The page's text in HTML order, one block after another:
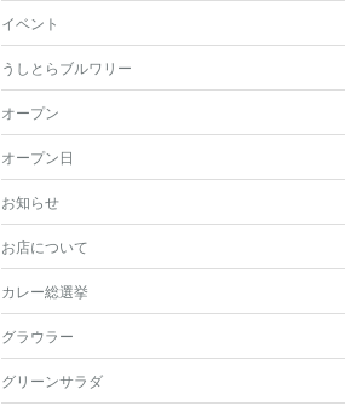
イベント
うしとらブルワリー
オープン
オープン日
お知らせ
お店について
カレー総選挙
グラウラー
グリーンサラダ